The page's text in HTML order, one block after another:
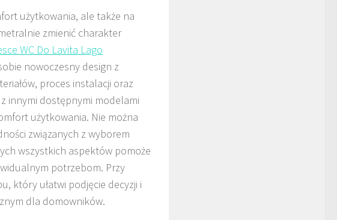
użytkowania, ale także na
zmienić charakter
WC Do Lavita Lago
nowoczesny design z
proces instalacji oraz
innymi dostępnymi modelami
użytkowania. Nie można
związanych z wyborem
wszystkich aspektów pomoże
potrzebom. Przy
który ułatwi podjęcie decyzji i
dla domowników.